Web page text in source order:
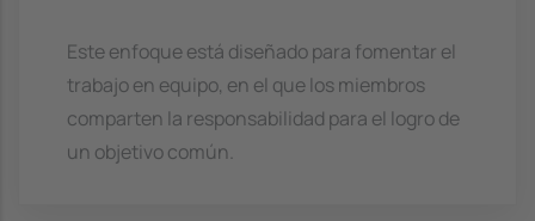
Este enfoque está diseñado para fomentar el
trabajo en equipo, en el que los miembros
comparten la responsabilidad para el logro de
un objetivo común.